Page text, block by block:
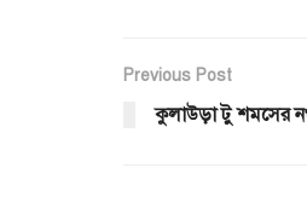
Previous Post
কুলাউড়া টু শমসের